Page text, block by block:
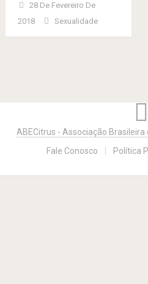
28 De Fevereiro De
2018
Sexualidade
ABECitrus - Associação
Fale Conosco
Política